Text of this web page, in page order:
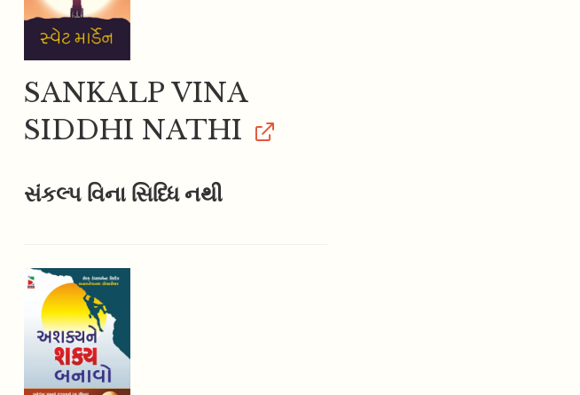
SANKALP VINA
SIDDHI NATHI
સંકલ્પ વિના સિધ્ધિ નથી